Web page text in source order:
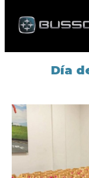
Día